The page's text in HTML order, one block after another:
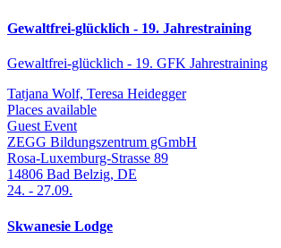
Gewaltfrei-glücklich - 19. Jahrestraining
Gewaltfrei-glücklich - 19. GFK Jahrestraining
Tatjana Wolf, Teresa Heidegger
Places available
Guest Event
ZEGG Bildungszentrum gGmbH
Rosa-Luxemburg-Strasse 89
14806 Bad Belzig, DE
24. - 27.09.
Skwanesie Lodge